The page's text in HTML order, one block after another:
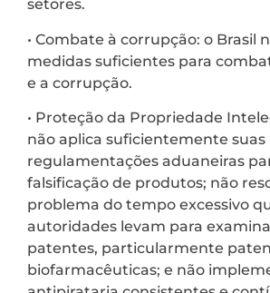
setores.
• Combate à corrupção: o Brasil
medidas suficientes para
e a corrupção.
• Proteção da Propriedade
não aplica suficientemente suas
regulamentações aduaneiras
falsificação de produtos; não
problema do tempo excessivo
autoridades levam para
patentes, particularmente
biofarmacêuticas; e não